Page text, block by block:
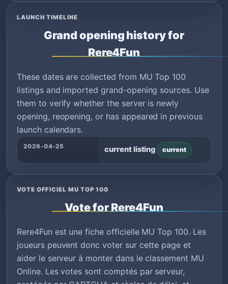
LAUNCH TIMELINE
Grand opening history for
Rere4Fun
These dates are collected from MU Top 100
listings and imported grand-opening sources. Use
them to verify whether the server is newly
opening, reopening, or has appeared in previous
launch calendars.
2026-04-25 current listing current
VOTE OFFICIEL MU TOP 100
Vote for Rere4Fun
Rere4Fun est une fiche officielle MU Top 100. Les
joueurs peuvent donc voter sur cette page et
aider le serveur à monter dans le classement MU
Online. Les votes sont comptés par serveur,